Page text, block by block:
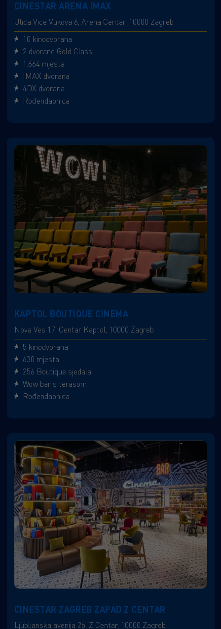
CINESTAR ARENA IMAX
Ulica Vice Vukova 6, Arena Centar, 10000 Zagreb
10 kinodvorana
2 dvorane Gold Class
1.664 mjesta
IMAX dvorana
4DX dvorana
Rođendaonica
KAPTOL BOUTIQUE CINEMA
Nova Ves 17, Centar Kaptol, 10000 Zagreb
5 kinodvorana
630 mjesta
256 Boutique sjedala
Wow bar s terasom
Rođendaonica
CINESTAR ZAGREB ZAPAD Z CENTAR
Ljubljanska avenija 2b, Z Centar, 10000 Zagreb